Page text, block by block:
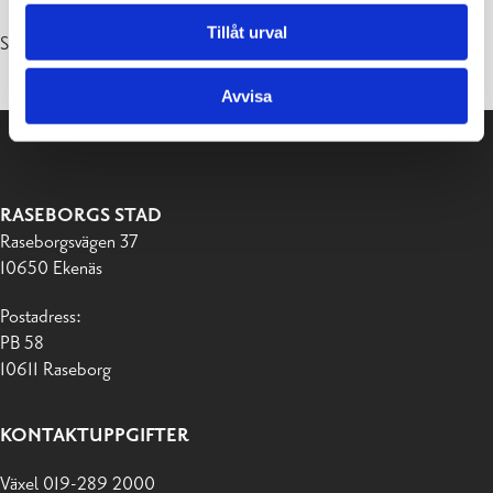
Tillåt urval
Avvisa
Senast uppdaterad 06.05.2026
RASEBORGS STAD
Raseborgsvägen 37
10650 Ekenäs
Postadress:
PB 58
10611 Raseborg
KONTAKTUPPGIFTER
Växel 019-289 2000